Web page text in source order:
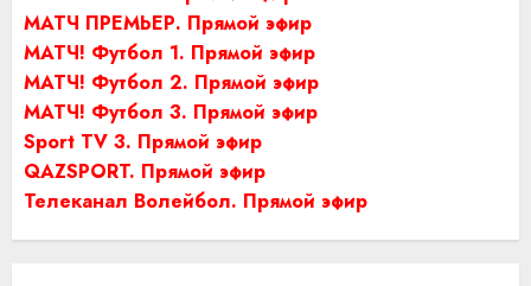
МАТЧ ПРЕМЬЕР. Прямой эфир
МАТЧ! Футбол 1. Прямой эфир
МАТЧ! Футбол 2. Прямой эфир
МАТЧ! Футбол 3. Прямой эфир
Sport TV 3. Прямой эфир
QAZSPORT. Прямой эфир
Телеканал Волейбол. Прямой эфир